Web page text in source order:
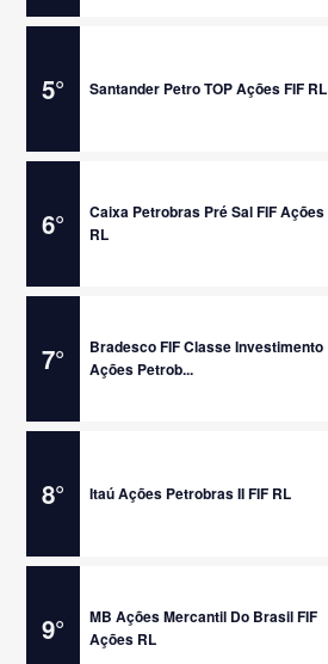
5° Santander Petro TOP Ações FIF RL
6°
Caixa Petrobras Pré Sal FIF Ações
RL
7°
Bradesco FIF Classe Investimento
Ações Petrob...
8° Itaú Ações Petrobras II FIF RL
9°
MB Ações Mercantil Do Brasil FIF
Ações RL